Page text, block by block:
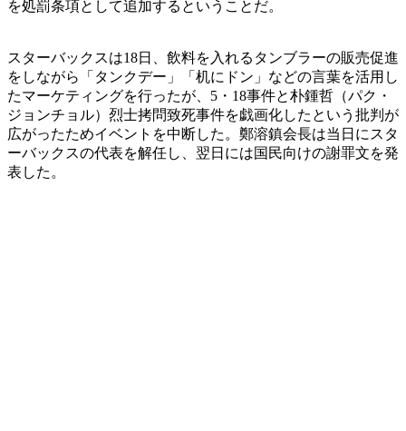
を処罰条項として追加するということだ。
スターバックスは18日、飲料を入れるタンブラーの販売促進
をしながら「タンクデー」「机にドン」などの言葉を活用し
たマーケティングを行ったが、5・18事件と朴鍾哲（パク・
ジョンチョル）烈士拷問致死事件を戯画化したという批判が
広がったためイベントを中断した。鄭溶鎮会長は当日にスタ
ーバックスの代表を解任し、翌日には国民向けの謝罪文を発
表した。